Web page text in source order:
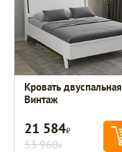
Кровать двуспальная
Винтаж
21 584Р
53 960Р